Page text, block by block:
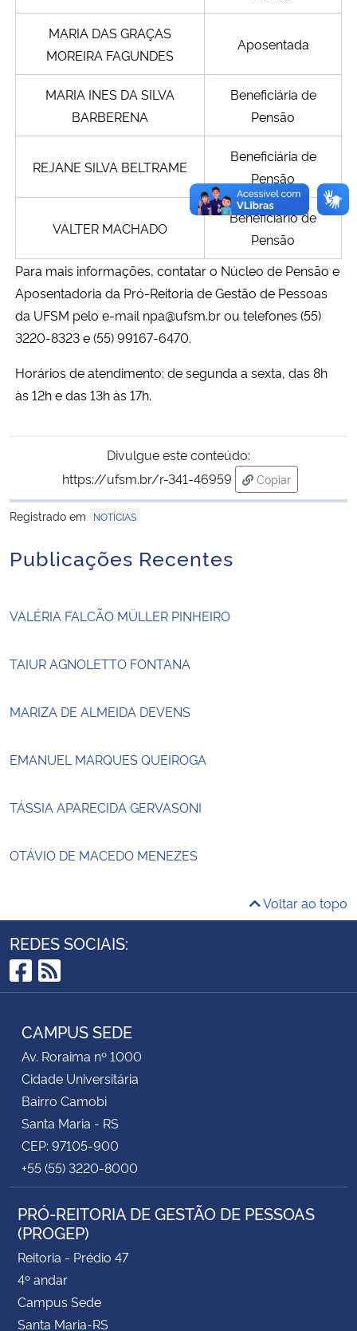
MARIA DAS GRAÇAS
MOREIRA FAGUNDES
Aposentada
MARIA INES DA SILVA
BARBERENA
Beneficiária de
Pensão
REJANE SILVA BELTRAME
Beneficiária de
Pensão
VALTER MACHADO
Beneficiário de
Pensão
Para mais informações, contatar o Núcleo de Pensão e
Aposentadoria da Pró-Reitoria de Gestão de Pessoas
da UFSM pelo e-mail npa@ufsm.br ou telefones (55)
3220-8323 e (55) 99167-6470.
Horários de atendimento: de segunda a sexta, das 8h
às 12h e das 13h às 17h.
Divulgue este conteúdo:
https://ufsm.br/r-341-46959
Copiar
para área de
Registrado em
NOTÍCIAS
Publicações Recentes
VALÉRIA FALCÃO MÜLLER PINHEIRO
TAIUR AGNOLETTO FONTANA
MARIZA DE ALMEIDA DEVENS
EMANUEL MARQUES QUEIROGA
TÁSSIA APARECIDA GERVASONI
OTÁVIO DE MACEDO MENEZES
Voltar ao topo
REDES SOCIAIS:
Facebook
RSS
CAMPUS SEDE
Av. Roraima nº 1000
Cidade Universitária
Bairro Camobi
Santa Maria - RS
CEP: 97105-900
+55 (55) 3220-8000
PRÓ-REITORIA DE GESTÃO DE PESSOAS
(PROGEP)
Reitoria - Prédio 47
4º andar
Campus Sede
Santa Maria-RS